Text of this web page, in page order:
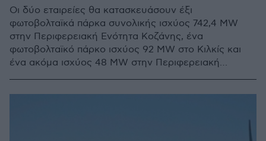
Oι δύο εταιρείες θα κατασκευάσουν έξι
φωτοβολταϊκά πάρκα συνολικής ισχύος 742,4 MW
στην Περιφερειακή Ενότητα Κοζάνης, ένα
φωτοβολταϊκό πάρκο ισχύος 92 MW στο Κιλκίς και
ένα ακόμα ισχύος 48 MW στην Περιφερειακή